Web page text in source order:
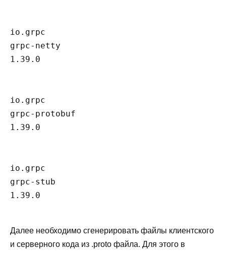
io.grpc
grpc-netty
1.39.0
io.grpc
grpc-protobuf
1.39.0
io.grpc
grpc-stub
1.39.0
Далее необходимо сгенерировать файлы клиентского
и серверного кода из .proto файла. Для этого в